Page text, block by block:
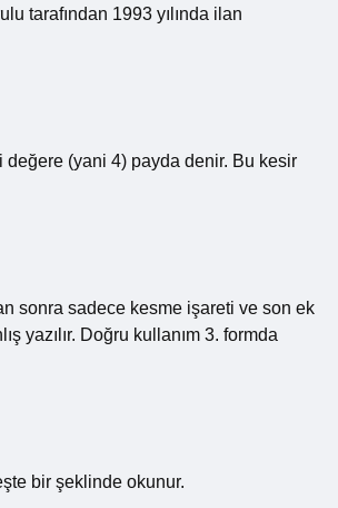
tarafından 1993 yılında ilan
(yani 4) payda denir. Bu kesir
sonra sadece kesme işareti ve son ek
yazılır. Doğru kullanım 3. formda
bir şeklinde okunur.